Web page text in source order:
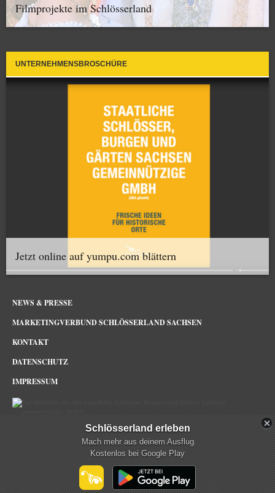
Filmprojekte im Schlösserland
UNTERNEHMENSBROSCHÜRE
Jetzt online auf yumpu.com blättern
NEWS & PRESSE
MARKETINGVERBUND SCHLÖSSERLAND SACHSEN
KONTAKT
DATENSCHUTZ
IMPRESSUM
Schlösserland Sachsen im Netz
Schlösserland erleben
Mach mehr aus deinem Ausflug
Kostenlos bei Google Play
mehr